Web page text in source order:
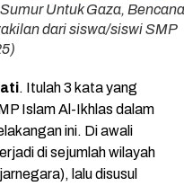
Untuk Gaza, Bencana
dari siswa/siswi SMP
. Itulah 3 kata yang
Islam Al-Ikhlas dalam
ini. Di awali
di sejumlah wilayah
lalu disusul